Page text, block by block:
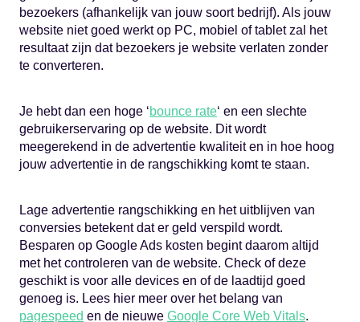
bezoekers (afhankelijk van jouw soort bedrijf). Als jouw
website niet goed werkt op PC, mobiel of tablet zal het
resultaat zijn dat bezoekers je website verlaten zonder
te converteren.
Je hebt dan een hoge ‘bounce rate‘ en een slechte
gebruikerservaring op de website. Dit wordt
meegerekend in de advertentie kwaliteit en in hoe hoog
jouw advertentie in de rangschikking komt te staan.
Lage advertentie rangschikking en het uitblijven van
conversies betekent dat er geld verspild wordt.
Besparen op Google Ads kosten begint daarom altijd
met het controleren van de website. Check of deze
geschikt is voor alle devices en of de laadtijd goed
genoeg is. Lees hier meer over het belang van
pagespeed en de nieuwe Google Core Web Vitals.